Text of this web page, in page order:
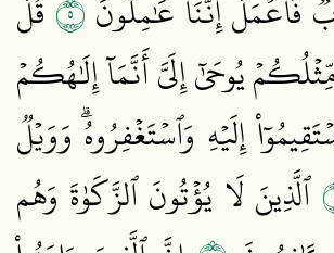
إِنَّنَا عَٰمِلُونَ
قُلۡ
مِّثۡلُكُمۡ يُوحَىٰٓ إِلَيَّ أَنَّمَآ إِلَٰهُكُمۡ
إِلَيۡهِ وَٱسۡتَغۡفِرُوهُۗ وَوَيۡلٞ
ٱلَّذِينَ لَا يُؤۡتُونَ ٱلزَّكَوٰةَ وَهُم